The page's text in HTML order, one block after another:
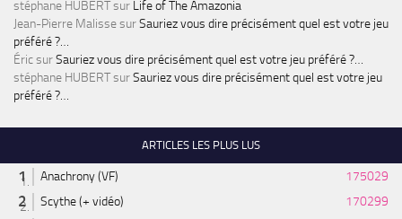
stéphane HUBERTsur Life of The Amazonia
Jean-Pierre MalissesurSauriez vous dire précisément quel est votre jeu
préféré ?…
ÉricsurSauriez vous dire précisément quel est votre jeu préféré ?…
stéphane HUBERTsurSauriez vous dire précisément quel est votre jeu
préféré ?…
ARTICLES LES PLUS LUS
Anachrony (VF)
175029
Scythe (+ vidéo)
170299